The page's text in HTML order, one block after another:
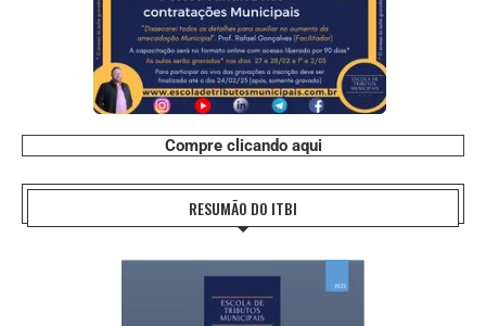
Compre clicando aqui
RESUMÃO DO ITBI